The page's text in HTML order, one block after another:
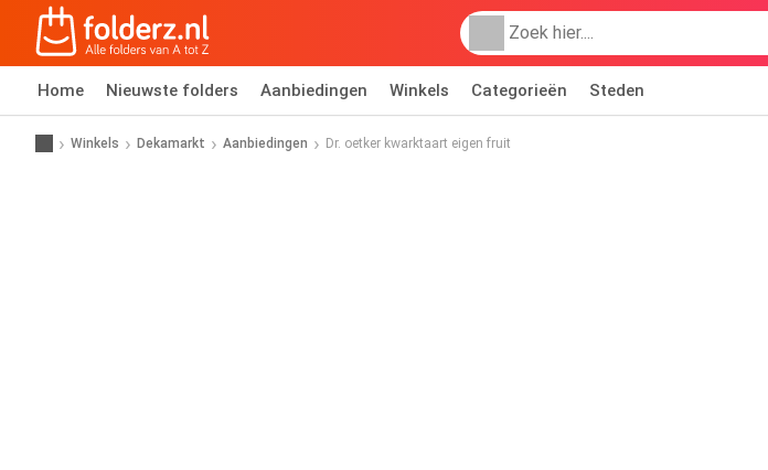
Home Nieuwste folders Aanbiedingen Winkels Categorieën Steden
Winkels Dekamarkt Aanbiedingen Dr. oetker kwarktaart eigen fruit